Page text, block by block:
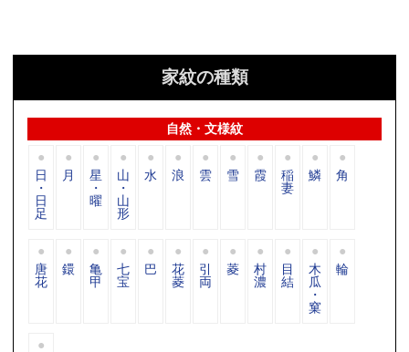
家紋の種類
自然・文様紋
日
・
日
足
月 星
・
曜
山
・
山
形
水 浪 雲 雪 霞 稲
妻
鱗 角
唐
花
鐶 亀
甲
七
宝
巴 花
菱
引
両
菱 村
濃
目
結
木
瓜
・
窠
輪